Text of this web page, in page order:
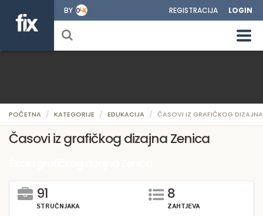
BY REGISTRACIJA LOGIN
POČETNA KATEGORIJE EDUKACIJA ČASOVI IZ GRAFIČKOG DIZAJNA
Časovi iz grafičkog dizajna Zenica
91
STRUČNJAKA
8
ZAHTJEVA